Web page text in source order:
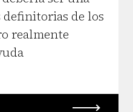
definitorias de los
realmente